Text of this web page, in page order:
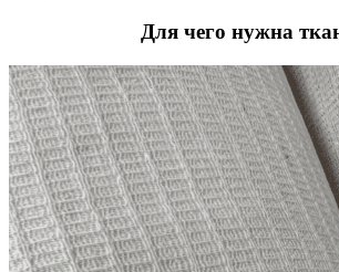
Для чего нужна